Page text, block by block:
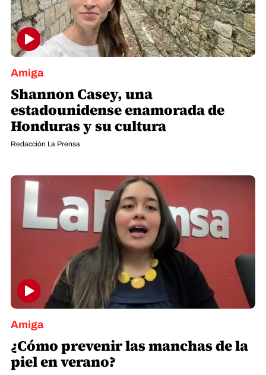
Amiga
Shannon Casey, una
estadounidense enamorada de
Honduras y su cultura
Redacción La Prensa
Amiga
¿Cómo prevenir las manchas de la
piel en verano?